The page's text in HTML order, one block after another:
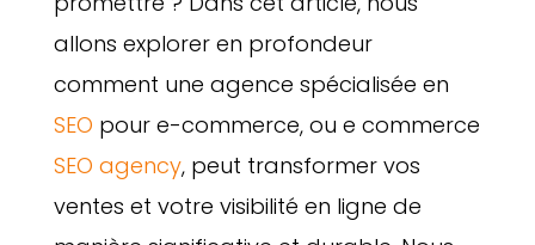
allons explorer en profondeur
comment une agence spécialisée en
SEO pour e-commerce, ou e commerce
SEO agency, peut transformer vos
ventes et votre visibilité en ligne de